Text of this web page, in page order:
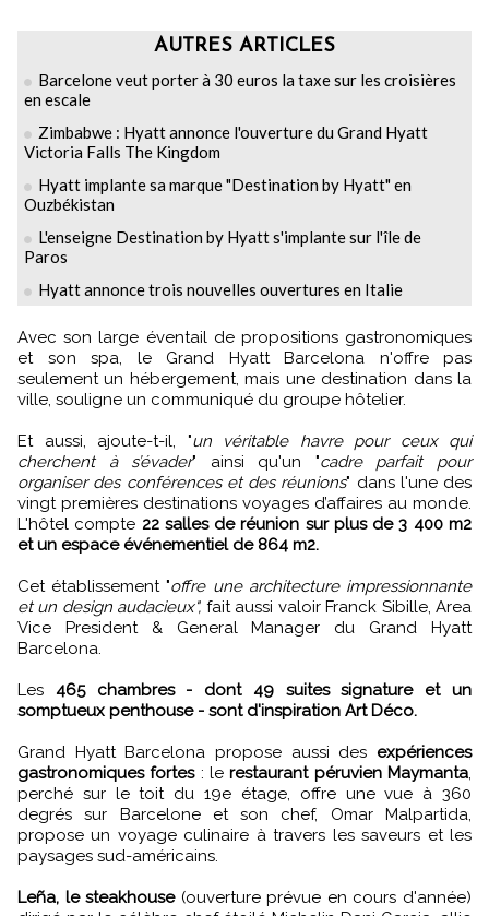
AUTRES ARTICLES
Barcelone veut porter à 30 euros la taxe sur les croisières
en escale
Zimbabwe : Hyatt annonce l'ouverture du Grand Hyatt
Victoria Falls The Kingdom
Hyatt implante sa marque "Destination by Hyatt" en
Ouzbékistan
L'enseigne Destination by Hyatt s'implante sur l'île de
Paros
Hyatt annonce trois nouvelles ouvertures en Italie
Avec son large éventail de propositions gastronomiques
et son spa, le Grand Hyatt Barcelona n'offre pas
seulement un hébergement, mais une destination dans la
ville, souligne un communiqué du groupe hôtelier.
Et aussi, ajoute-t-il, "un véritable havre pour ceux qui
cherchent à s’évader" ainsi qu'un "cadre parfait pour
organiser des conférences et des réunions" dans l'une des
vingt premières destinations voyages d’affaires au monde.
L'hôtel compte 22 salles de réunion sur plus de 3 400 m2
et un espace événementiel de 864 m2.
Cet établissement "offre une architecture impressionnante
et un design audacieux", fait aussi valoir Franck Sibille, Area
Vice President & General Manager du Grand Hyatt
Barcelona.
Les 465 chambres - dont 49 suites signature et un
somptueux penthouse - sont d'inspiration Art Déco.
Grand Hyatt Barcelona propose aussi des expériences
gastronomiques fortes: lerestaurant péruvien Maymanta,
perché sur le toit du 19e étage, offre une vue à 360
degrés sur Barcelone et son chef, Omar Malpartida,
propose un voyage culinaire à travers les saveurs et les
paysages sud-américains.
Leña, le steakhouse(ouverture prévue en cours d'année)